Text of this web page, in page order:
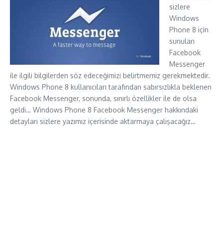
sizlere
Windows
Phone 8 için
sunulan
Facebook
Messenger
ile ilgili bilgilerden söz edeceğimizi belirtmemiz gerekmektedir.
Windows Phone 8 kullanıcıları tarafından sabırsızlıkla beklenen
Facebook Messenger, sonunda, sınırlı özellikler ile de olsa
geldi… Windows Phone 8 Facebook Messenger hakkındaki
detayları sizlere yazımız içerisinde aktarmaya çalışacağız…